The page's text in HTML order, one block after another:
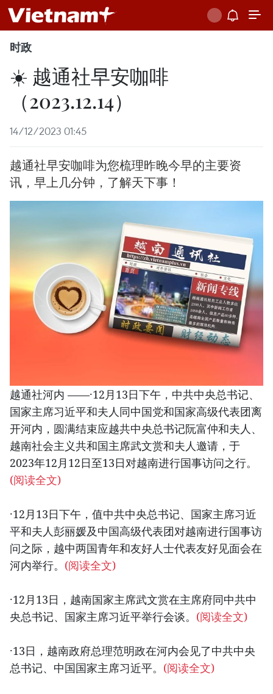
时政
☀️ 越通社早安咖啡
（2023.12.14）
14/12/2023 01:45
越通社早安咖啡为您梳理昨晚今早的主要资
讯，早上几分钟，了解天下事！
越通社河内 ——·12月13日下午，中共中央总书记、
国家主席习近平和夫人同中国党和国家高级代表团离
开河内，圆满结束应越共中央总书记阮富仲和夫人、
越南社会主义共和国主席武文赏和夫人邀请，于
2023年12月12日至13日对越南进行国事访问之行。
(阅读全文)
·12月13日下午，值中共中央总书记、国家主席习近
平和夫人彭丽媛及中国高级代表团对越南进行国事访
问之际，越中两国青年和友好人士代表友好见面会在
河内举行。 (阅读全文)
·12月13日，越南国家主席武文赏在主席府同中共中
央总书记、国家主席习近平举行会谈。 (阅读全文)
·13日，越南政府总理范明政在河内会见了中共中央
总书记、中国国家主席习近平。 (阅读全文)